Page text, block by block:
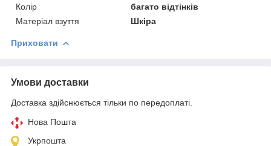
Колір
багато відтінків
Матеріал взуття
Шкіра
Приховати
Умови доставки
Доставка здійснюється тільки по передоплаті.
Нова Пошта
Укрпошта